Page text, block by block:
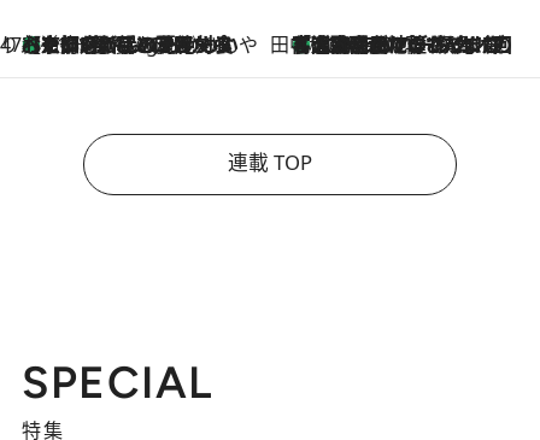
47都道府県の手みやげ ひんやりスイーツで夏を満喫
11 Hours Ago
【京都府】この夏絶対食べたい 冷やしておいしいおやつ3選 ひと口目から心を掴む新緑のテリーヌ 田中稲の勝手に再ブーム
2026.8.7
「湘南乃風に憧れて」観客大盛上がりの“タオル回し”に、ラッパー顔負けの高速歌唱まで…さだまさし（74）のアグレッシブすぎる現在地
連載 TOP
SPECIAL
特集